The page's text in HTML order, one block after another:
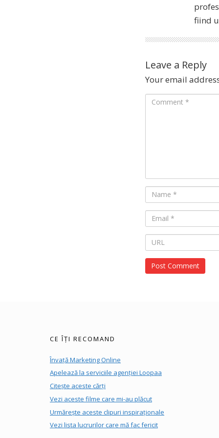
fiind
Leave a Reply
Your email
CE ÎȚI RECOMAND
Învață Marketing Online
Apelează la serviciile agenției Loopaa
Citește aceste cărți
Vezi aceste filme care mi-au plăcut
Urmărește aceste clipuri inspiraționale
Vezi lista lucrurilor care mă fac fericit